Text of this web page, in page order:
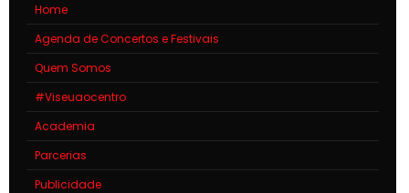
Home
Agenda de Concertos e Festivais
Quem Somos
#Viseuaocentro
Academia
Parcerias
Publicidade